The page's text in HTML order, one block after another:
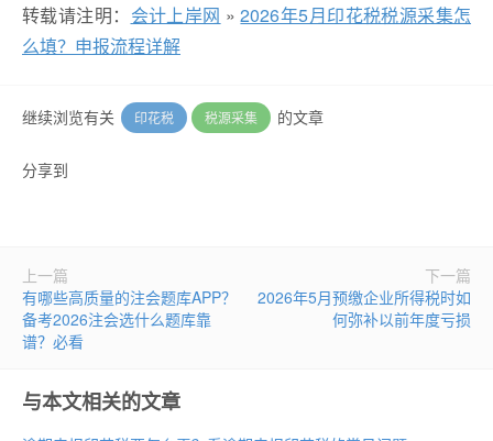
转载请注明： 会计上岸网 »2026年5月印花税税源采集怎
么填？申报流程详解
继续浏览有关 印花税 税源采集 的文章
分享到
上一篇
有哪些高质量的注会题库APP？
备考2026注会选什么题库靠
谱？必看
下一篇
2026年5月预缴企业所得税时如
何弥补以前年度亏损
与本文相关的文章